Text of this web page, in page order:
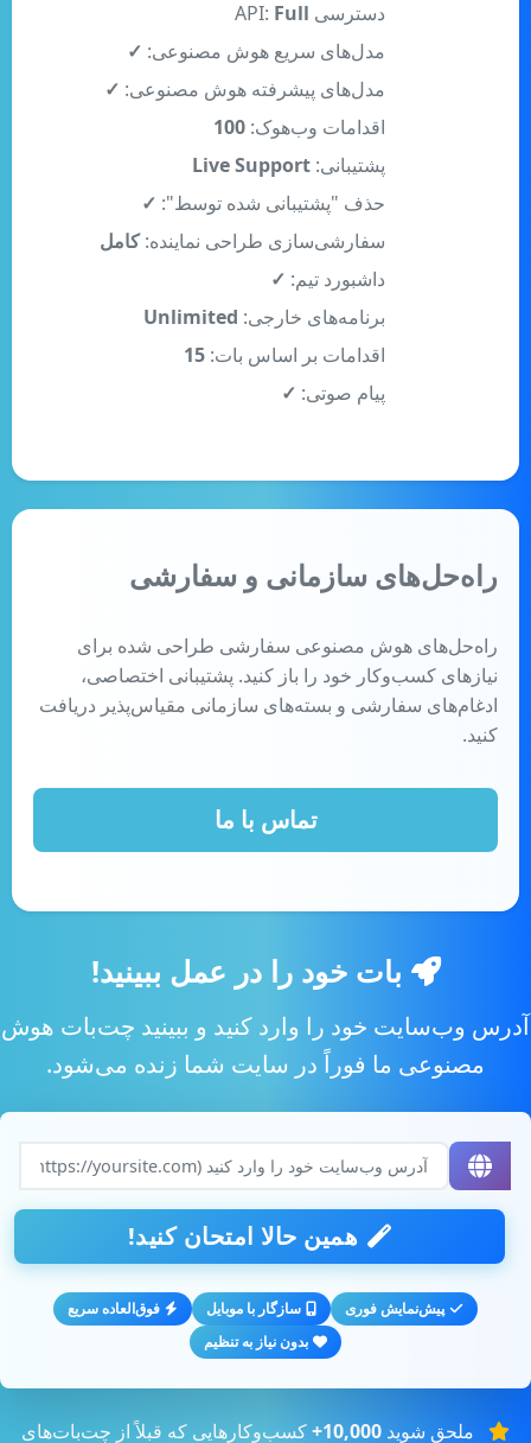
مدل‌های سریع هوش مصنوعی:
مدل‌های پیشرفته هوش مصنوعی:
اقدامات وب‌هوک:100
پشتیبانی:Live Support
حذف "پشتیبانی شده توسط":
سفارشی‌سازی طراحی نماینده:
داشبورد تیم:✓
برنامه‌های خارجی:
اقدامات بر اساس بات:15
پیام صوتی:✓
نیازهای کسب‌وکار خود را باز کنید. پشتیبانی اختصاصی،
ادغام‌های سفارشی و بسته‌های سازمانی مقیاس‌پذیر دریافت
کنید.
تماس با ما
آدرس وب‌سایت خود را وارد کنید و ببینید چت‌بات هوش
مصنوعی ما فوراً در سایت شما زنده می‌شود.
همین حالا امتحان کنید!
پیش‌نمایش فوری سازگار با موبایل
فوق‌العاده سریع
بدون نیاز به تنظیم
هوش مصنوعی ما استفاده می‌کنند!